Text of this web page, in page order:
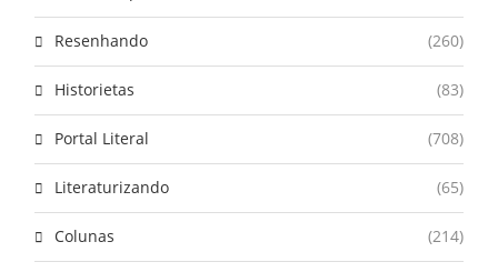
Resenhando (260)
Historietas (83)
Portal Literal (708)
Literaturizando (65)
Colunas (214)